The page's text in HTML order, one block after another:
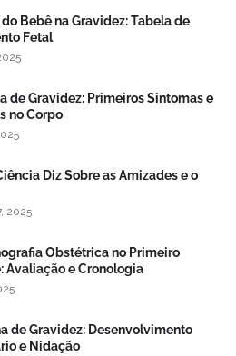
Bebê na Gravidez: Tabela de
Fetal
de Gravidez: Primeiros Sintomas e
no Corpo
Diz Sobre as Amizades e o
2025
Obstétrica no Primeiro
Avaliação e Cronologia
de Gravidez: Desenvolvimento
e Nidação